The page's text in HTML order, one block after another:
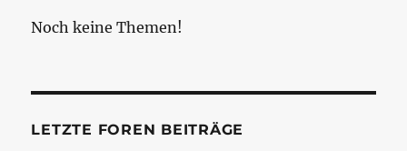
Noch keine Themen!
LETZTE FOREN BEITRÄGE